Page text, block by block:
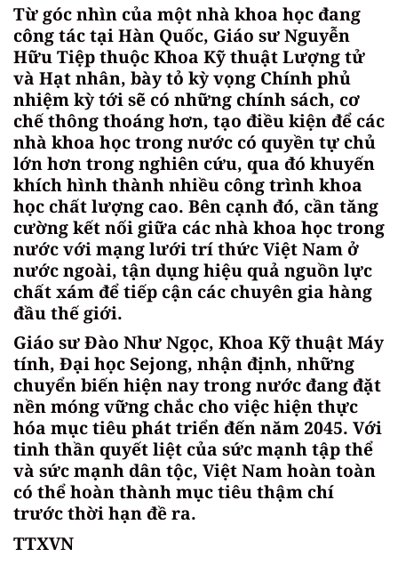
Từ góc nhìn của một nhà khoa học đang
công tác tại Hàn Quốc, Giáo sư Nguyễn
Hữu Tiệp thuộc Khoa Kỹ thuật Lượng tử
và Hạt nhân, bày tỏ kỳ vọng Chính phủ
nhiệm kỳ tới sẽ có những chính sách, cơ
chế thông thoáng hơn, tạo điều kiện để các
nhà khoa học trong nước có quyền tự chủ
lớn hơn trong nghiên cứu, qua đó khuyến
khích hình thành nhiều công trình khoa
học chất lượng cao. Bên cạnh đó, cần tăng
cường kết nối giữa các nhà khoa học trong
nước với mạng lưới trí thức Việt Nam ở
nước ngoài, tận dụng hiệu quả nguồn lực
chất xám để tiếp cận các chuyên gia hàng
đầu thế giới.
Giáo sư Đào Như Ngọc, Khoa Kỹ thuật Máy
tính, Đại học Sejong, nhận định, những
chuyển biến hiện nay trong nước đang đặt
nền móng vững chắc cho việc hiện thực
hóa mục tiêu phát triển đến năm 2045. Với
tinh thần quyết liệt của sức mạnh tập thể
và sức mạnh dân tộc, Việt Nam hoàn toàn
có thể hoàn thành mục tiêu thậm chí
trước thời hạn đề ra.
TTXVN